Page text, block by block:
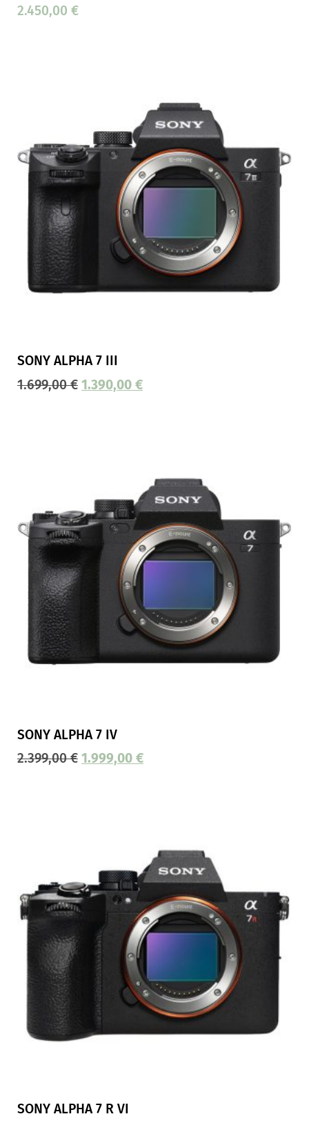
2.450,00 €
SONY ALPHA 7 III
1.699,00€ 1.390,00 €
SONY ALPHA 7 IV
2.399,00€ 1.999,00 €
SONY ALPHA 7 R VI